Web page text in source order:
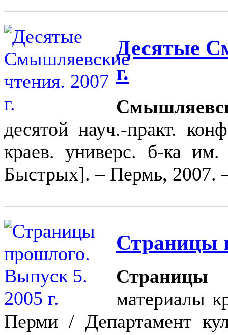
Десятые
г.
десятой науч.-практ.
краев. универс. б-ка
Быстрых]. – Пермь, 2007.
Страницы
Страницы
материалы
Перми / Департамент